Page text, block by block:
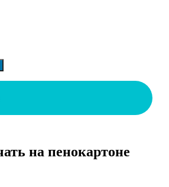
на пенокартоне